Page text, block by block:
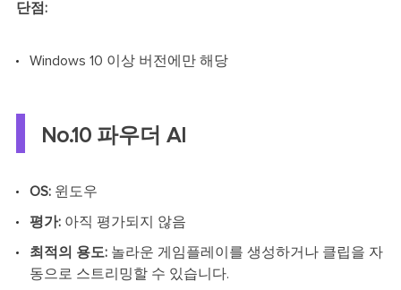
단점:
Windows 10 이상 버전에만 해당
No.10 파우더 AI
OS:윈도우
평가:아직 평가되지 않음
최적의 용도:놀라운 게임플레이를 생성하거나 클립을 자
동으로 스트리밍할 수 있습니다.